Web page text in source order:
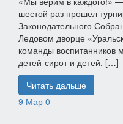
шестой раз прошел
Законодательного
Ледовом дворце
команды воспитанников
детей-сирот и детей, […]
Читать дальше
9 Мар 0